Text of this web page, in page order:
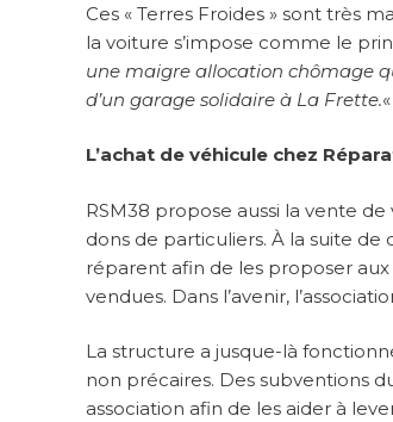
Ces « Terres Froides » sont très
la voiture s’impose comme le
une maigre allocation chômage
d’un garage solidaire à La Frette.«
L’achat de véhicule chez
RSM38 propose aussi la vente
dons de particuliers. À la suite
réparent afin de les proposer
vendues. Dans l’avenir,
La structure a jusque-là
non précaires. Des subventions
association afin de les aider à